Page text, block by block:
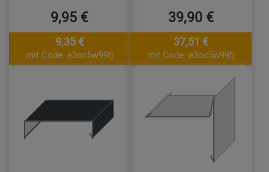
9,95 €
9,35 €
mit Code: e3oc5w99fj
39,90 €
37,51 €
mit Code: e3oc5w99fj